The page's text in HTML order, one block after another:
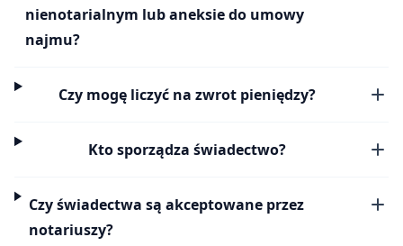
nienotarialnym lub aneksie do umowy
najmu?
Czy mogę liczyć na zwrot pieniędzy?
Kto sporządza świadectwo?
Czy świadectwa są akceptowane przez
notariuszy?